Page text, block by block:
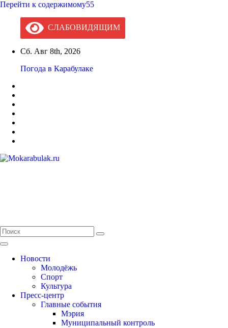
Перейти к содержимому55
СЛАБОВИДЯЩИМ
Сб. Авг 8th, 2026
Погода в Карабулаке
Новости
Молодёжь
Спорт
Культура
Пресс-центр
Главные события
Мэрия
Муниципальный контроль